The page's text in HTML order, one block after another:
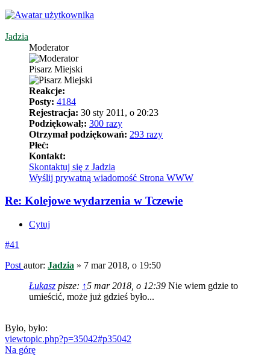
Jadzia
Moderator
Pisarz Miejski
Reakcje:
Posty: 4184
Rejestracja: 30 sty 2011, o 20:23
Podziękował;: 300 razy
Otrzymał podziękowań: 293 razy
Płeć:
Kontakt:
Skontaktuj się z Jadzia
Wyślij prywatną wiadomość Strona WWW
Re: Kolejowe wydarzenia w Tczewie
Cytuj
#41
Post autor: Jadzia » 7 mar 2018, o 19:50
Łukasz pisze: ↑5 mar 2018, o 12:39 Nie wiem gdzie to
umieścić, może już gdzieś było...
Było, było:
viewtopic.php?p=35042#p35042
Na górę